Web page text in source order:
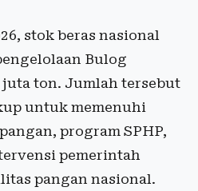
stok beras nasional
Bulog
juta ton. Jumlah tersebut
untuk memenuhi
program SPHP,
pemerintah
pangan nasional.